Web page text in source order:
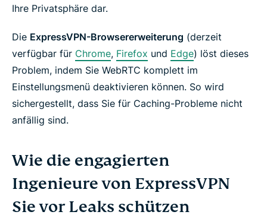
Ihre Privatsphäre dar.
Die ExpressVPN-Browsererweiterung (derzeit
verfügbar für Chrome, Firefox und Edge) löst dieses
Problem, indem Sie WebRTC komplett im
Einstellungsmenü deaktivieren können. So wird
sichergestellt, dass Sie für Caching-Probleme nicht
anfällig sind.
Wie die engagierten
Ingenieure von ExpressVPN
Sie vor Leaks schützen